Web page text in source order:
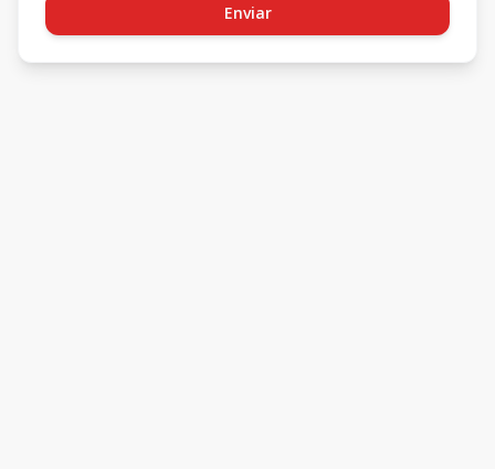
Enviar